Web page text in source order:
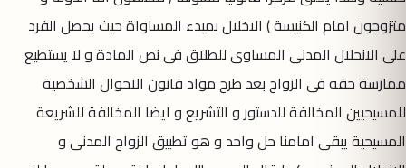
متزوجون امام الكنيسة ) الاخلال بمبدء المساواة حيث يحصل الفرد
على الانحلال المدنى المساوى للطلاق فى نص المادة و لا يستطيع
ممارسة حقه فى الزواج بعد طرح مواد قانون الاحوال الشخصية
للمسيحيين المخالفة للدستور و التشريع و ايضا المخالفة للشريعة
المسيحية يبقى امامنا حل واحد و هو تطبيق الزواج المدنى و